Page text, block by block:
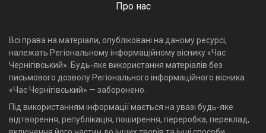
Про нас
Всі права на матеріали, опубліковані на даному ресурсі,
належать Регіональному інформаційному віснику «Час
Чернігівський». Будь-яке використання матеріалів без
письмового дозволу Регіонального інформаційного вісника
«Час Чернігівський» — заборонено.
Під використанням інформації мається на увазі будь-яке
відтворення, републікація, поширення, переробка, переклад,